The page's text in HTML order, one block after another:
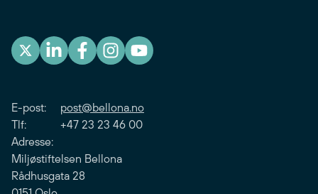
E-post: post@bellona.no
Tlf: +47 23 23 46 00
Adresse:
Miljøstiftelsen Bellona
Rådhusgata 28